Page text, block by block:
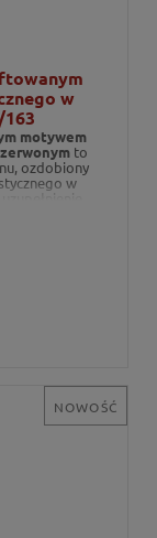
w
motywem
to
ozdobiony
w
NOWOŚĆ